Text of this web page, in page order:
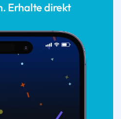
Erhalte direkt